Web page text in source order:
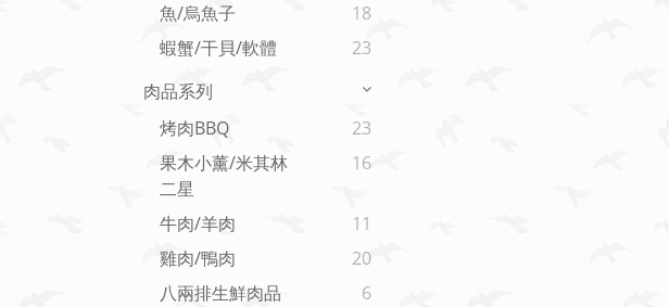
魚/烏魚子
18
蝦蟹/干貝/軟體
23
肉品系列
烤肉BBQ
23
果木小薰/米其林
二星
16
牛肉/羊肉
11
雞肉/鴨肉
20
八兩排生鮮肉品
6